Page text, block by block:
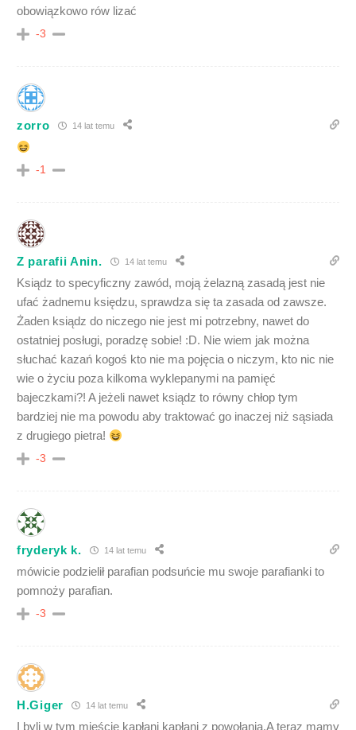
obowiązkowo rów lizać
-3
zorro 14 lat temu
-1
Z parafii Anin. 14 lat temu
Ksiądz to specyficzny zawód, moją żelazną zasadą jest nie
ufać żadnemu księdzu, sprawdza się ta zasada od zawsze.
Żaden ksiądz do niczego nie jest mi potrzebny, nawet do
ostatniej posługi, poradzę sobie! :D. Nie wiem jak można
słuchać kazań kogoś kto nie ma pojęcia o niczym, kto nic nie
wie o życiu poza kilkoma wyklepanymi na pamięć
bajeczkami?! A jeżeli nawet ksiądz to równy chłop tym
bardziej nie ma powodu aby traktować go inaczej niż sąsiada
z drugiego pietra!
-3
fryderyk k. 14 lat temu
mówicie podzielił parafian podsuńcie mu swoje parafianki to
pomnoży parafian.
-3
H.Giger 14 lat temu
I byli w tym mieście kapłani kapłani z powołania.A teraz mamy